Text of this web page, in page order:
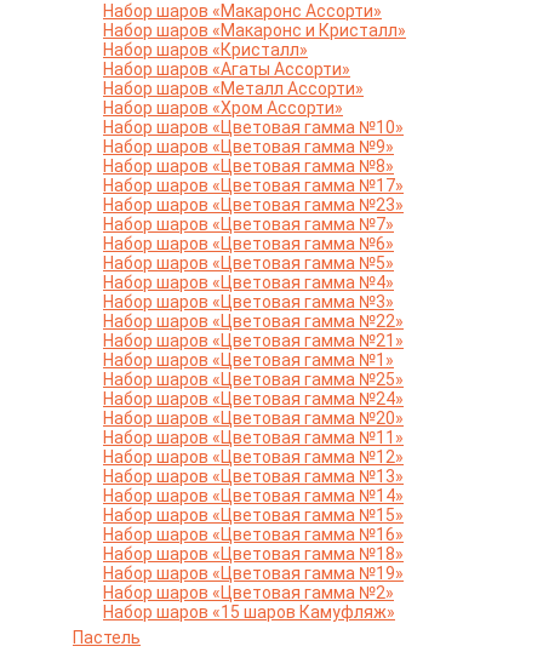
Набор шаров «Макаронс Ассорти»
Набор шаров «Макаронс и Кристалл»
Набор шаров «Кристалл»
Набор шаров «Агаты Ассорти»
Набор шаров «Металл Ассорти»
Набор шаров «Хром Ассорти»
Набор шаров «Цветовая гамма №10»
Набор шаров «Цветовая гамма №9»
Набор шаров «Цветовая гамма №8»
Набор шаров «Цветовая гамма №17»
Набор шаров «Цветовая гамма №23»
Набор шаров «Цветовая гамма №7»
Набор шаров «Цветовая гамма №6»
Набор шаров «Цветовая гамма №5»
Набор шаров «Цветовая гамма №4»
Набор шаров «Цветовая гамма №3»
Набор шаров «Цветовая гамма №22»
Набор шаров «Цветовая гамма №21»
Набор шаров «Цветовая гамма №1»
Набор шаров «Цветовая гамма №25»
Набор шаров «Цветовая гамма №24»
Набор шаров «Цветовая гамма №20»
Набор шаров «Цветовая гамма №11»
Набор шаров «Цветовая гамма №12»
Набор шаров «Цветовая гамма №13»
Набор шаров «Цветовая гамма №14»
Набор шаров «Цветовая гамма №15»
Набор шаров «Цветовая гамма №16»
Набор шаров «Цветовая гамма №18»
Набор шаров «Цветовая гамма №19»
Набор шаров «Цветовая гамма №2»
Набор шаров «15 шаров Камуфляж»
Пастель